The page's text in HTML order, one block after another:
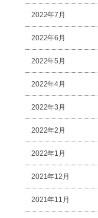
2022年7月
2022年6月
2022年5月
2022年4月
2022年3月
2022年2月
2022年1月
2021年12月
2021年11月